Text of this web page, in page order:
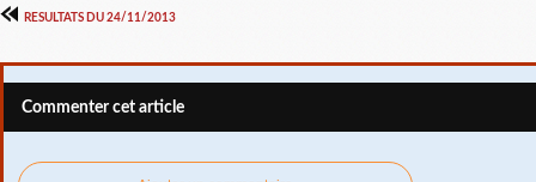
RESULTATS DU 24/11/2013
Commenter cet article